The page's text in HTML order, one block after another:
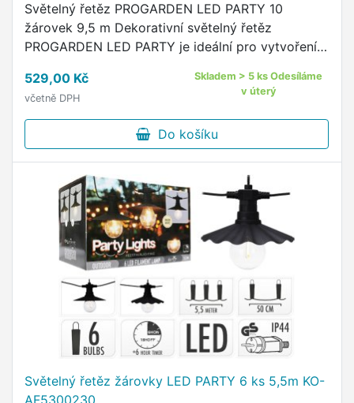
Světelný řetěz PROGARDEN LED PARTY 10
žárovek 9,5 m Dekorativní světelný řetěz
PROGARDEN LED PARTY je ideální pro vytvoření
interiéru.
529,00 Kč
včetně DPH
Skladem > 5 ks Odesíláme
v úterý
Do košíku
Světelný řetěz žárovky LED PARTY 6 ks 5,5m KO-